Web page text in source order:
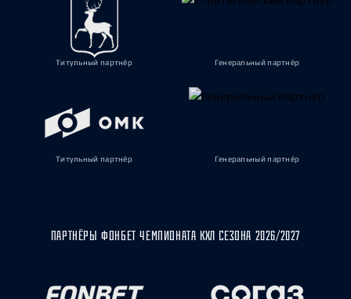
Титульный партнёр Генеральный партнёр
Титульный партнёр Генеральный партнёр
ПАРТНЁРЫ ФОНБЕТ ЧЕМПИОНАТА КХЛ СЕЗОНА 2026/2027